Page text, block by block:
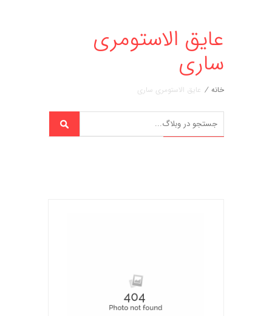
عایق الاستومری
ساری
خانه / عایق الاستومری ساری